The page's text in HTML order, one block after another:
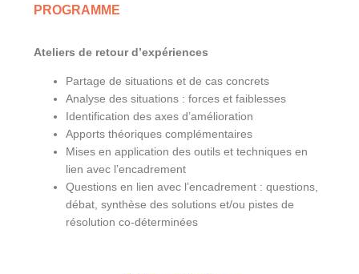
PROGRAMME
Ateliers de retour d’expériences
Partage de situations et de cas concrets
Analyse des situations : forces et faiblesses
Identification des axes d’amélioration
Apports théoriques complémentaires
Mises en application des outils et techniques en
lien avec l’encadrement
Questions en lien avec l’encadrement : questions,
débat, synthèse des solutions et/ou pistes de
résolution co-déterminées